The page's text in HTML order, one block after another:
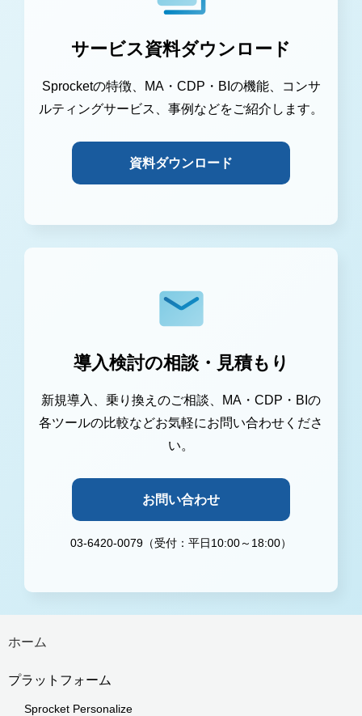
サービス資料ダウンロード
Sprocketの特徴、MA・CDP・BIの機能、コンサ
ルティングサービス、事例などをご紹介します。
資料ダウンロード
導入検討の相談・見積もり
新規導入、乗り換えのご相談、MA・CDP・BIの
各ツールの比較などお気軽にお問い合わせくださ
い。
お問い合わせ
03-6420-0079（受付：平日10:00～18:00）
ホーム
プラットフォーム
Sprocket Personalize